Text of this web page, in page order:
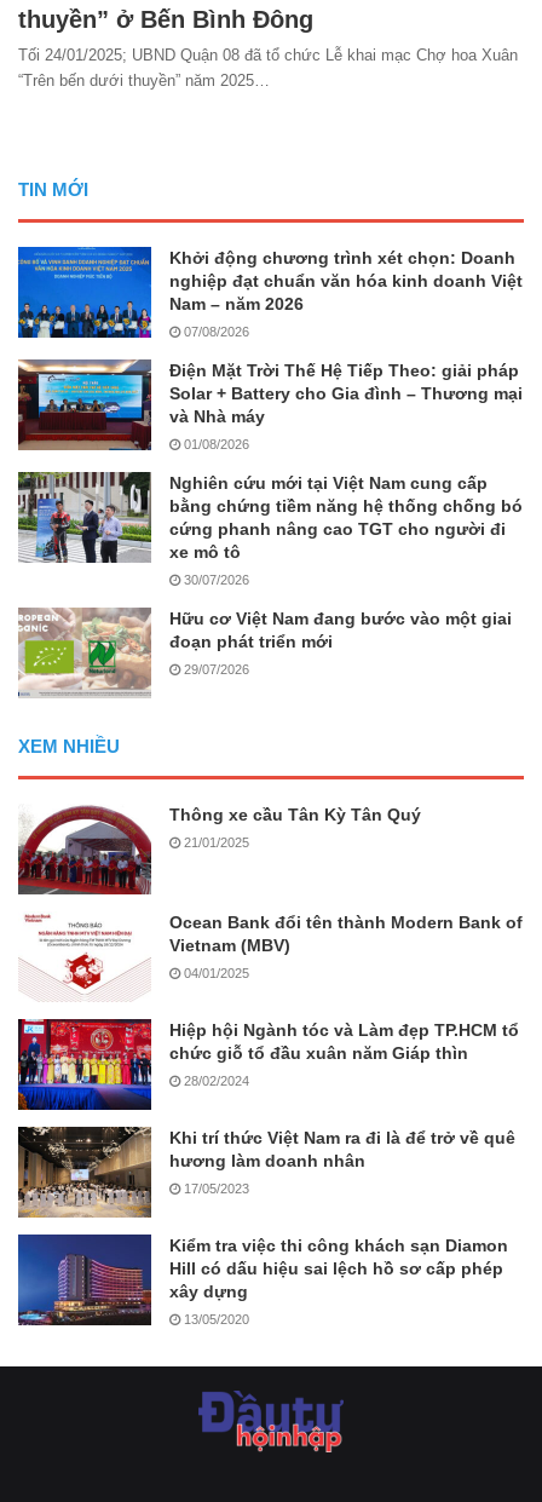
thuyền” ở Bến Bình Đông
Tối 24/01/2025; UBND Quận 08 đã tổ chức Lễ khai mạc Chợ hoa Xuân
“Trên bến dưới thuyền” năm 2025…
TIN MỚI
Khởi động chương trình xét chọn: Doanh
nghiệp đạt chuẩn văn hóa kinh doanh Việt
Nam – năm 2026
07/08/2026
Điện Mặt Trời Thế Hệ Tiếp Theo: giải pháp
Solar + Battery cho Gia đình – Thương mại
và Nhà máy
01/08/2026
Nghiên cứu mới tại Việt Nam cung cấp
bằng chứng tiềm năng hệ thống chống bó
cứng phanh nâng cao TGT cho người đi
xe mô tô
30/07/2026
Hữu cơ Việt Nam đang bước vào một giai
đoạn phát triển mới
29/07/2026
XEM NHIỀU
Thông xe cầu Tân Kỳ Tân Quý
21/01/2025
Ocean Bank đổi tên thành Modern Bank of
Vietnam (MBV)
04/01/2025
Hiệp hội Ngành tóc và Làm đẹp TP.HCM tổ
chức giỗ tổ đầu xuân năm Giáp thìn
28/02/2024
Khi trí thức Việt Nam ra đi là để trở về quê
hương làm doanh nhân
17/05/2023
Kiểm tra việc thi công khách sạn Diamon
Hill có dấu hiệu sai lệch hồ sơ cấp phép
xây dựng
13/05/2020